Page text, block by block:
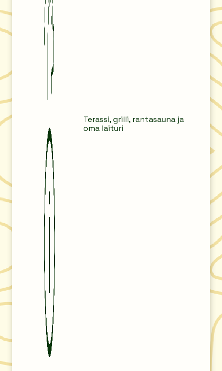
Terassi, grilli, rantasauna ja
oma laituri